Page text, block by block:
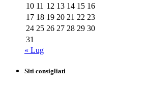
10 11 12 13 14 15 16
17 18 19 20 21 22 23
24 25 26 27 28 29 30
31
« Lug
Siti consigliati